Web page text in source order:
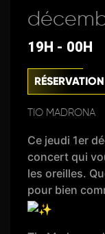
19H - 00H
RÉSERVATION
TIO MADRONA
Ce jeudi 1er
concert qui
les oreilles.
pour bien